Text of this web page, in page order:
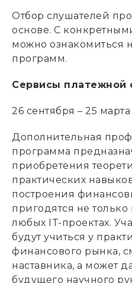
Отбор слушателей
основе. С
можно ознакомиться
программ.
Сервисы платежной
26 сентября – 25 марта
Дополнительная
программа
приобретения
практических
построения
пригодятся не
любых IT-проектах.
будут учиться у
финансового рынка,
наставника, а может
будущего научного